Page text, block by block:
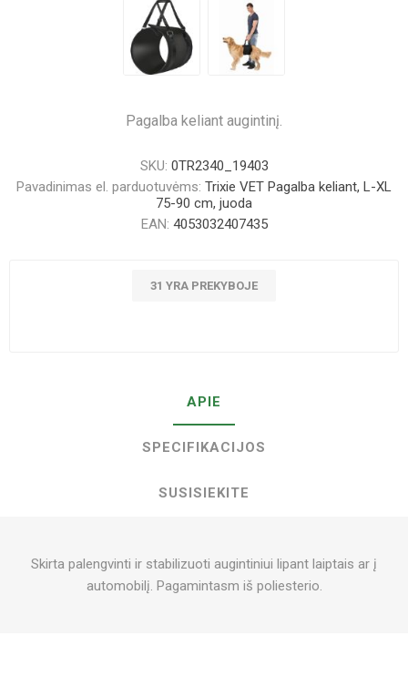
Pagalba keliant augintinį.
SKU: 0TR2340_19403
Pavadinimas el. parduotuvėms: Trixie VET Pagalba keliant, L-XL
75-90 cm, juoda
EAN: 4053032407435
31 YRA PREKYBOJE
APIE
SPECIFIKACIJOS
SUSISIEKITE
Skirta palengvinti ir stabilizuoti augintiniui lipant laiptais ar į
automobilį. Pagamintasm iš poliesterio.